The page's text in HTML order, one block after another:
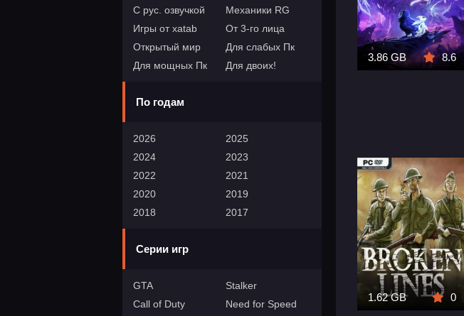
С рус. озвучкой
Механики RG
Игры от xatab
От 3-го лица
Открытый мир
Для слабых Пк
Для мощных Пк
Для двоих!
По годам
2026
2025
2024
2023
2022
2021
2020
2019
2018
2017
Серии игр
GTA
Stalker
Call of Duty
Need for Speed
3.86 GB 8.6
1.62 GB 0